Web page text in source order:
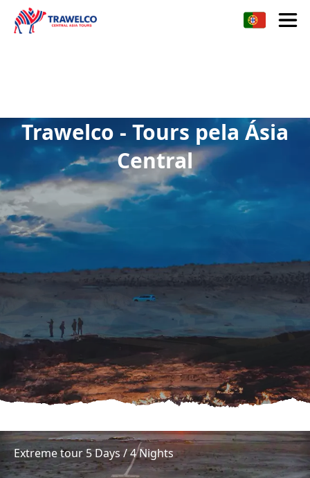
Trawelco - Tours pela Ásia
Central
Extreme tour 5 Days / 4 Nights